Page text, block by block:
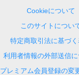
Cookieについて
このサイトについ
特定商取引法に基づ
利用者情報の外部送信
プレミアム会員登録の変